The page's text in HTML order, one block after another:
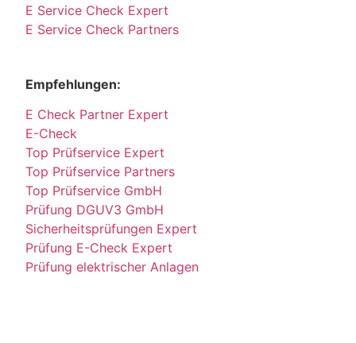
E Service Check Expert
E Service Check Partners
Empfehlungen:
E Check Partner Expert
E-Check
Top Prüfservice Expert
Top Prüfservice Partners
Top Prüfservice GmbH
Prüfung DGUV3 GmbH
Sicherheitsprüfungen Expert
Prüfung E-Check Expert
Prüfung elektrischer Anlagen